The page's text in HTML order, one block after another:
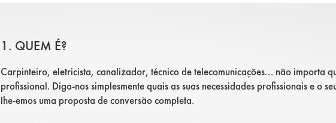
1. QUEM É?
Carpinteiro, eletricista, canalizador, técnico de telecomunicações... não importa
profissional. Diga-nos simplesmente quais as suas necessidades profissionais e o
lhe-emos uma proposta de conversão completa.